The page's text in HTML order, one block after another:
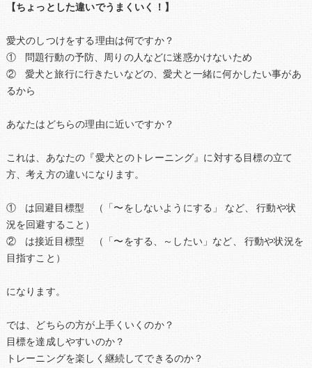
【ちょっとした違いでうまくいく！】
愛犬のしつけをする理由は何ですか？
① 問題行動の予防、周りの人などに迷惑かけないため
② 愛犬と旅行に行きたいなどの、愛犬と一緒に何かしたい事があ
るから
あなたはどちらの理由に近いですか？
これは、あなたの『愛犬とのトレーニング』に対する目標の立て
方、考え方の違いになります。
① は回避目標型 （「〜をしないようにする」 など、 行動や状
況を回避すること）
② は接近目標型 （「〜をする、～したい」など、 行動や状況を
目指すこと）
になります。
では、どちらの方が上手くいくのか？
目標を達成しやすいのか？
トレーニングを楽しく継続してできるのか？